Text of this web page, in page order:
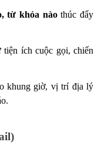
từ khóa nàothúc đẩy
ích cuộc gọi, chiến
khung giờ, vị trí địa lý